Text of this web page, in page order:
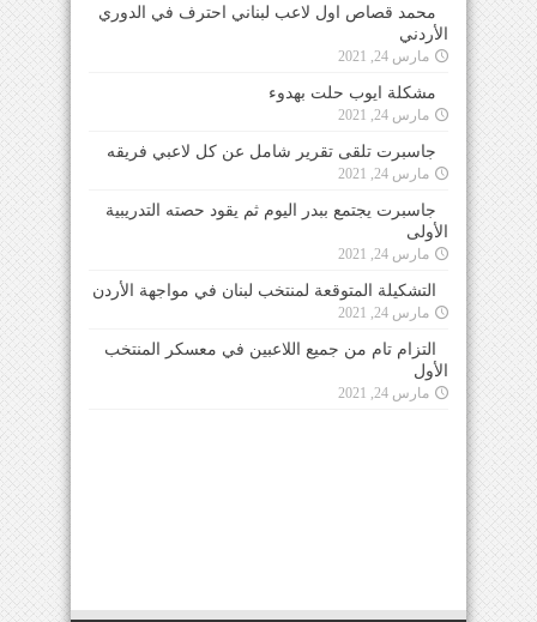
محمد قصاص اول لاعب لبناني احترف في الدوري
الأردني
مارس 24, 2021
مشكلة ايوب حلت بهدوء
مارس 24, 2021
جاسبرت تلقى تقرير شامل عن كل لاعبي فريقه
مارس 24, 2021
جاسبرت يجتمع ببدر اليوم ثم يقود حصته التدريبية
الأولى
مارس 24, 2021
التشكيلة المتوقعة لمنتخب لبنان في مواجهة الأردن
مارس 24, 2021
التزام تام من جميع اللاعبين في معسكر المنتخب
الأول
مارس 24, 2021